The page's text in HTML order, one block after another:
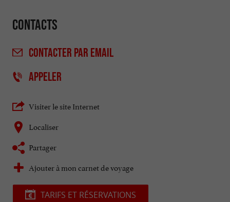
Contacts
CONTACTER PAR EMAIL
APPELER
Visiter le site Internet
Localiser
Partager
Ajouter à mon carnet de voyage
TARIFS ET RÉSERVATIONS